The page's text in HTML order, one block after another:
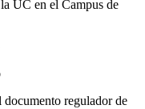
UC en el Campus de
documento regulador de